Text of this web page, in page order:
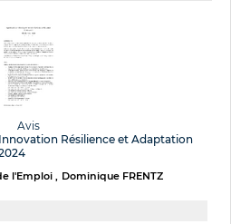
Avis
Résilience et Adaptation
l'Emploi Dominique FRENTZ